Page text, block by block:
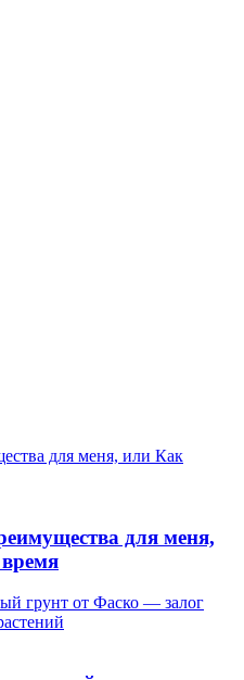
для меня, или Как
для меня,
грунт от Фаско — залог